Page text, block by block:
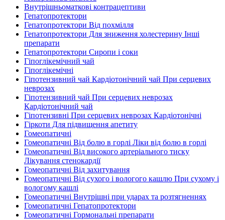
Внутрішньоматкові контрацептиви
Гепатопротектори
Гепатопротектори Від похмілля
Гепатопротектори Для зниження холестерину Інші
препарати
Гепатопротектори Сиропи і соки
Гіпоглікемічний чай
Гіпоглікемічні
Гіпотензивний чай Кардіотонічний чай При серцевих
неврозах
Гіпотензивний чай При серцевих неврозах
Кардіотонічний чай
Гіпотензивні При серцевих неврозах Кардіотонічні
Гіркоти Для підвищення апетиту
Гомеопатичні
Гомеопатичні Від болю в горлі Ліки від болю в горлі
Гомеопатичні Від високого артеріального тиску
Лікування стенокардії
Гомеопатичні Від захитування
Гомеопатичні Від сухого і вологого кашлю При сухому і
вологому кашлі
Гомеопатичні Внутрішні при ударах та розтягненнях
Гомеопатичні Гепатопротектори
Гомеопатичні Гормональні препарати